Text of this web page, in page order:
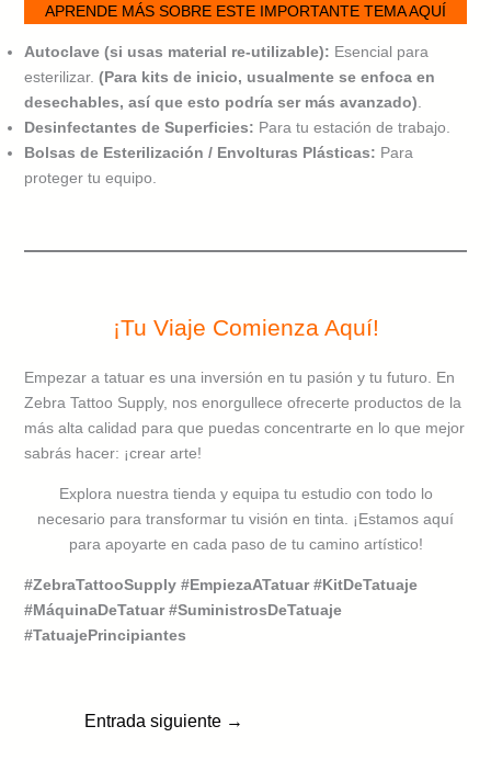
APRENDE MÁS SOBRE ESTE IMPORTANTE TEMA AQUÍ
Autoclave (si usas material re-utilizable): Esencial para
esterilizar. (Para kits de inicio, usualmente se enfoca en
desechables, así que esto podría ser más avanzado)
Desinfectantes de Superficies: Para tu estación de trabajo.
Bolsas de Esterilización / Envolturas Plásticas: Para
proteger tu equipo.
¡Tu Viaje Comienza Aquí!
Empezar a tatuar es una inversión en tu pasión y tu futuro. En
Zebra Tattoo Supply, nos enorgullece ofrecerte productos de la
más alta calidad para que puedas concentrarte en lo que mejor
sabrás hacer: ¡crear arte!
Explora nuestra tienda y equipa tu estudio con todo lo
necesario para transformar tu visión en tinta. ¡Estamos aquí
para apoyarte en cada paso de tu camino artístico!
#ZebraTattooSupply #EmpiezaATatuar #KitDeTatuaje
#MáquinaDeTatuar #SuministrosDeTatuaje
#TatuajePrincipiantes
Entrada siguiente →